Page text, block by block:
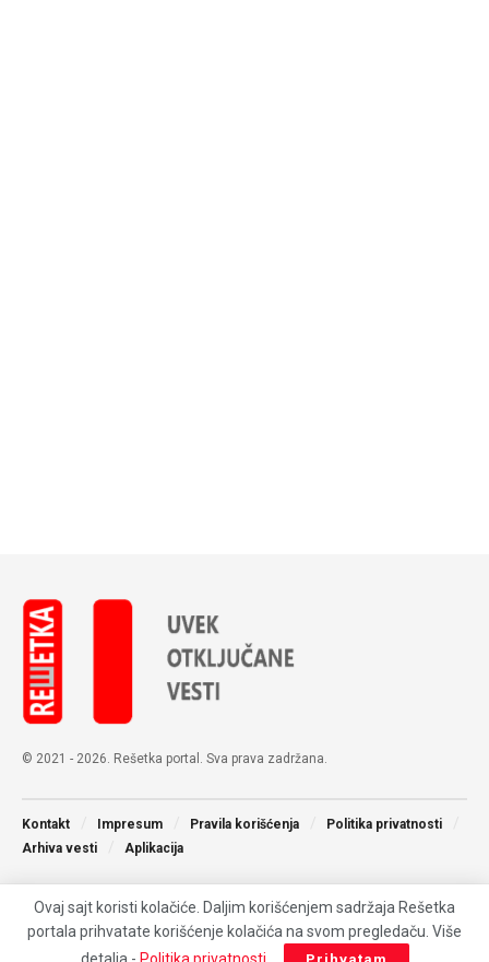
© 2021 - 2026. Rešetka portal. Sva prava zadržana.
Kontakt Impresum Pravila korišćenja
Politika privatnosti
Arhiva vesti
Aplikacija
Ovaj sajt koristi kolačiće. Daljim korišćenjem sadržaja Rešetka
portala prihvatate korišćenje kolačića na svom pregledaču. Više